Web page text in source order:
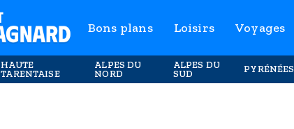
Bons plans Loisirs Voyages
HAUTE
TARENTAISE
ALPES DU
NORD
ALPES DU
SUD
PYRÉNÉES